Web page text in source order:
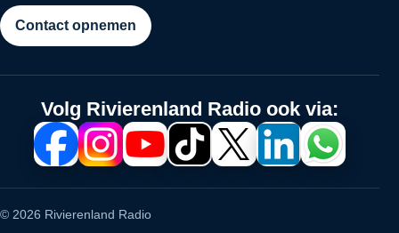
Contact opnemen
Volg Rivierenland Radio ook via:
© 2026 Rivierenland Radio